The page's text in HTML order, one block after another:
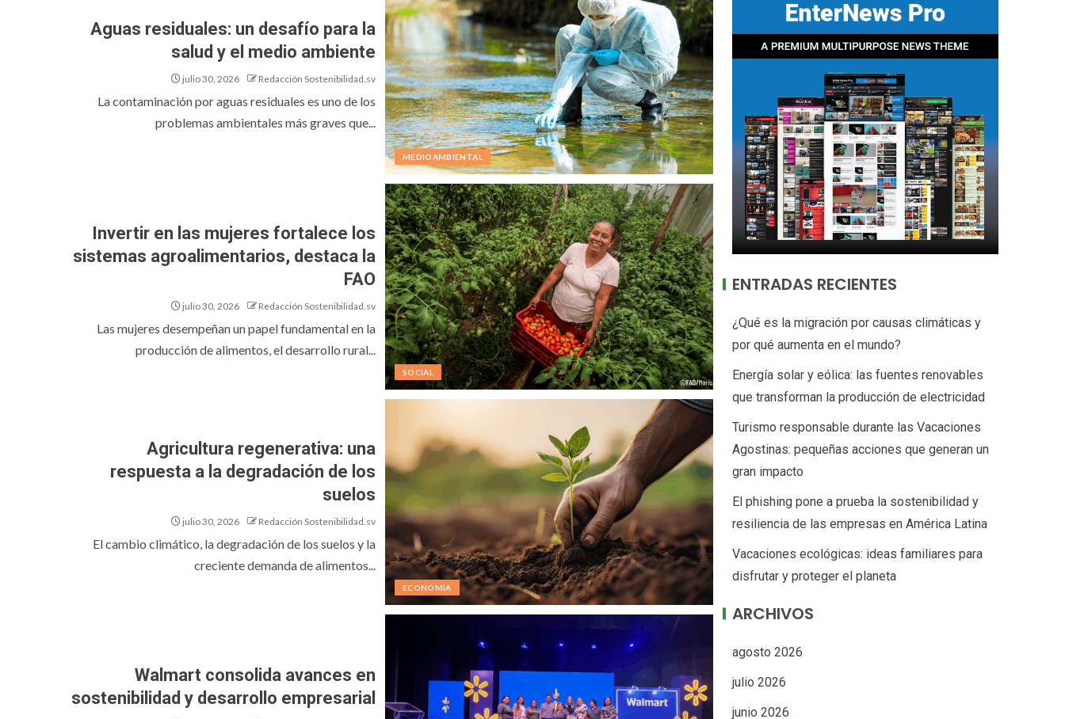
MEDIOAMBIENTAL
Aguas residuales: un desafío para la
salud y el medio ambiente
julio 30, 2026 Redacción Sostenibilidad.sv
La contaminación por aguas residuales es uno de los
problemas ambientales más graves que...
SOCIAL
Invertir en las mujeres fortalece los
sistemas agroalimentarios, destaca la
FAO
julio 30, 2026 Redacción Sostenibilidad.sv
Las mujeres desempeñan un papel fundamental en la
producción de alimentos, el desarrollo rural...
ECONOMÍA
Agricultura regenerativa: una
respuesta a la degradación de los
suelos
julio 30, 2026 Redacción Sostenibilidad.sv
El cambio climático, la degradación de los suelos y la
creciente demanda de alimentos...
Walmart consolida avances en
sostenibilidad y desarrollo empresarial
ENTRADAS RECIENTES
¿Qué es la migración por causas climáticas y
por qué aumenta en el mundo?
Energía solar y eólica: las fuentes renovables
que transforman la producción de electricidad
Turismo responsable durante las Vacaciones
Agostinas: pequeñas acciones que generan un
gran impacto
El phishing pone a prueba la sostenibilidad y
resiliencia de las empresas en América Latina
Vacaciones ecológicas: ideas familiares para
disfrutar y proteger el planeta
ARCHIVOS
agosto 2026
julio 2026
junio 2026